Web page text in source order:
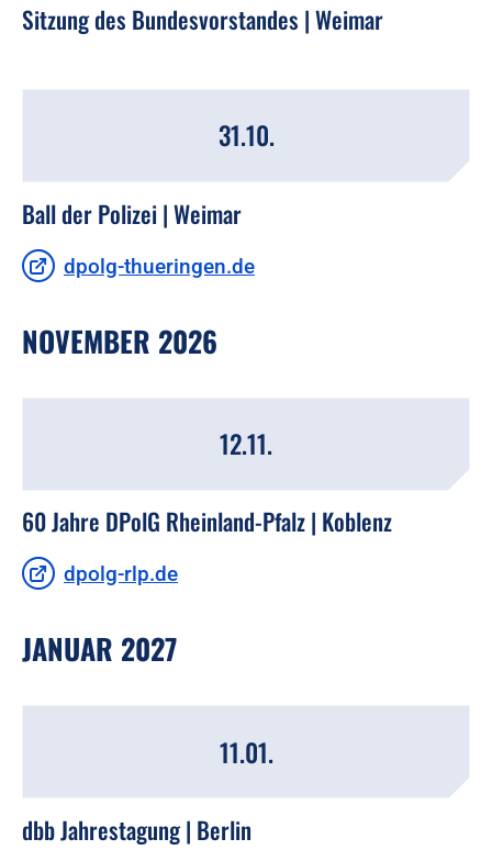
Sitzung des Bundesvorstandes | Weimar
31.10.
Ball der Polizei | Weimar
dpolg-thueringen.de
NOVEMBER 2026
12.11.
60 Jahre DPolG Rheinland-Pfalz | Koblenz
dpolg-rlp.de
JANUAR 2027
11.01.
dbb Jahrestagung | Berlin